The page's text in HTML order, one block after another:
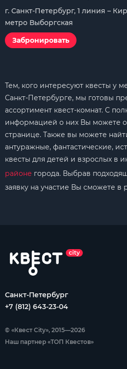
г. Санкт-Петербург, 1 линия –
метро Выборгская
Забронировать
Тем, кого интересуют квесты у
Санкт-Петербурге, мы готовы
ассортимент квест-комнат. С
информацией о них Вы можете
странице. Также вы можете
антуражные, фантастические,
квесты для детей и взрослых в
районе города. Выбрав
заявку на участие Вы сможете в
Санкт-Петербург
+7 (812) 643-23-04
© «Квест City», 2015—2026
Наш партнер «ТОП Квестов»